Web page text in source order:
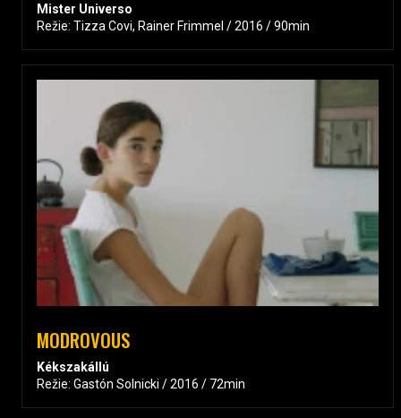
Mister Universo
Režie: Tizza Covi, Rainer Frimmel / 2016 / 90min
MODROVOUS
Kékszakállú
Režie: Gastón Solnicki / 2016 / 72min